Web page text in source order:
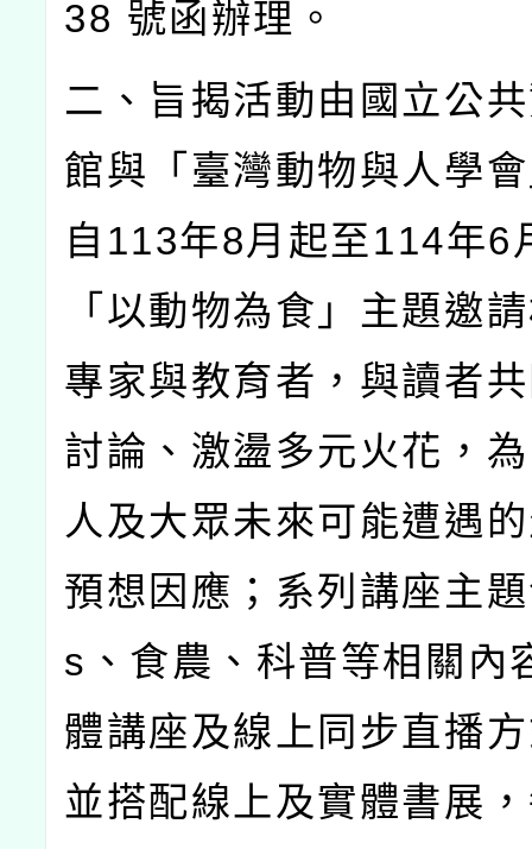
38 號函辦理。
二、旨揭活動由國立公
館與「臺灣動物與人學
自 113年8月起至114年6
「以動物為食」主題邀
專家與教育者，與讀者
討論、激盪多元火花，
人及大眾未來可能遭遇
預想因應；系列講座主
s 、食農、科普等相關內
體講座及線上同步直播
並搭配線上及實體書展